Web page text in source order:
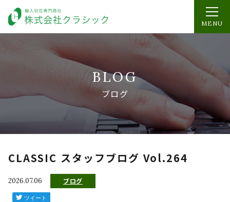
MENU
BLOG
ブログ
CLASSIC スタッフブログ Vol.264
2026.07.06 ブログ